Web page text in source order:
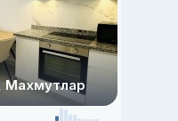
Махмутлар